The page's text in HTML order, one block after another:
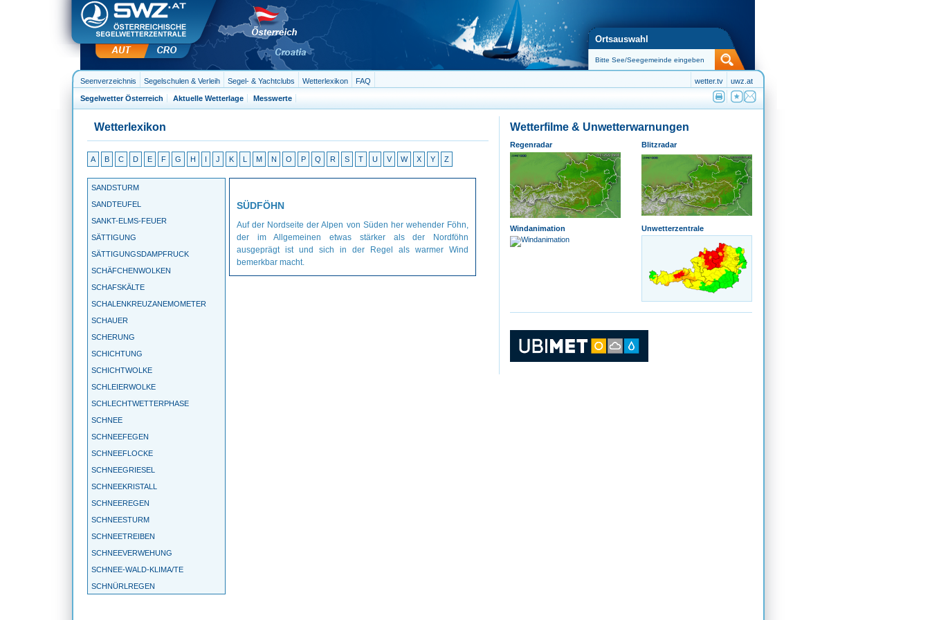
Ortsauswahl
Seenverzeichnis Segelschulen & Verleih Segel- & Yachtclubs Wetterlexikon FAQ uwz.at
wetter.tv
Segelwetter Österreich Aktuelle Wetterlage Messwerte
Wetterlexikon
A B C D E F G H I J K L M N O P Q R S T U V W X Y Z
SANDSTURM
SANDTEUFEL
SANKT-ELMS-FEUER
SÄTTIGUNG
SÄTTIGUNGSDAMPFRUCK
SCHÄFCHENWOLKEN
SCHAFSKÄLTE
SCHALENKREUZANEMOMETER
SCHAUER
SCHERUNG
SCHICHTUNG
SCHICHTWOLKE
SCHLEIERWOLKE
SCHLECHTWETTERPHASE
SCHNEE
SCHNEEFEGEN
SCHNEEFLOCKE
SCHNEEGRIESEL
SCHNEEKRISTALL
SCHNEEREGEN
SCHNEESTURM
SCHNEETREIBEN
SCHNEEVERWEHUNG
SCHNEE-WALD-KLIMA/TE
SCHNÜRLREGEN
SÜDFÖHN
Auf der Nordseite der Alpen von Süden her wehender Föhn,
der im Allgemeinen etwas stärker als der Nordföhn
ausgeprägt ist und sich in der Regel als warmer Wind
bemerkbar macht.
Wetterfilme & Unwetterwarnungen
Regenradar Blitzradar
Windanimation Unwetterzentrale